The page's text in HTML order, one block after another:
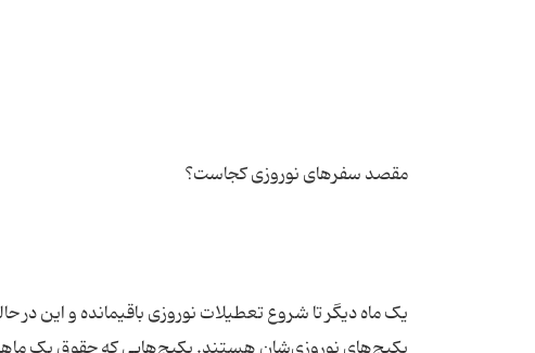
یک ماه دیگر تا شروع تعطیلات نوروزی باقیمانده و این